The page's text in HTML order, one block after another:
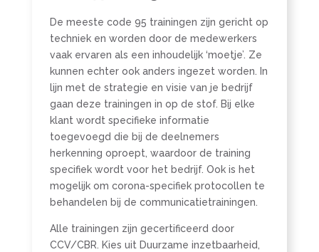
De meeste code 95 trainingen zijn gericht op
techniek en worden door de medewerkers
vaak ervaren als een inhoudelijk ‘moetje’. Ze
kunnen echter ook anders ingezet worden. In
lijn met de strategie en visie van je bedrijf
gaan deze trainingen in op de stof. Bij elke
klant wordt specifieke informatie
toegevoegd die bij de deelnemers
herkenning oproept, waardoor de training
specifiek wordt voor het bedrijf. Ook is het
mogelijk om corona-specifiek protocollen te
behandelen bij de communicatietrainingen.
Alle trainingen zijn gecertificeerd door
CCV/CBR. Kies uit Duurzame inzetbaarheid,